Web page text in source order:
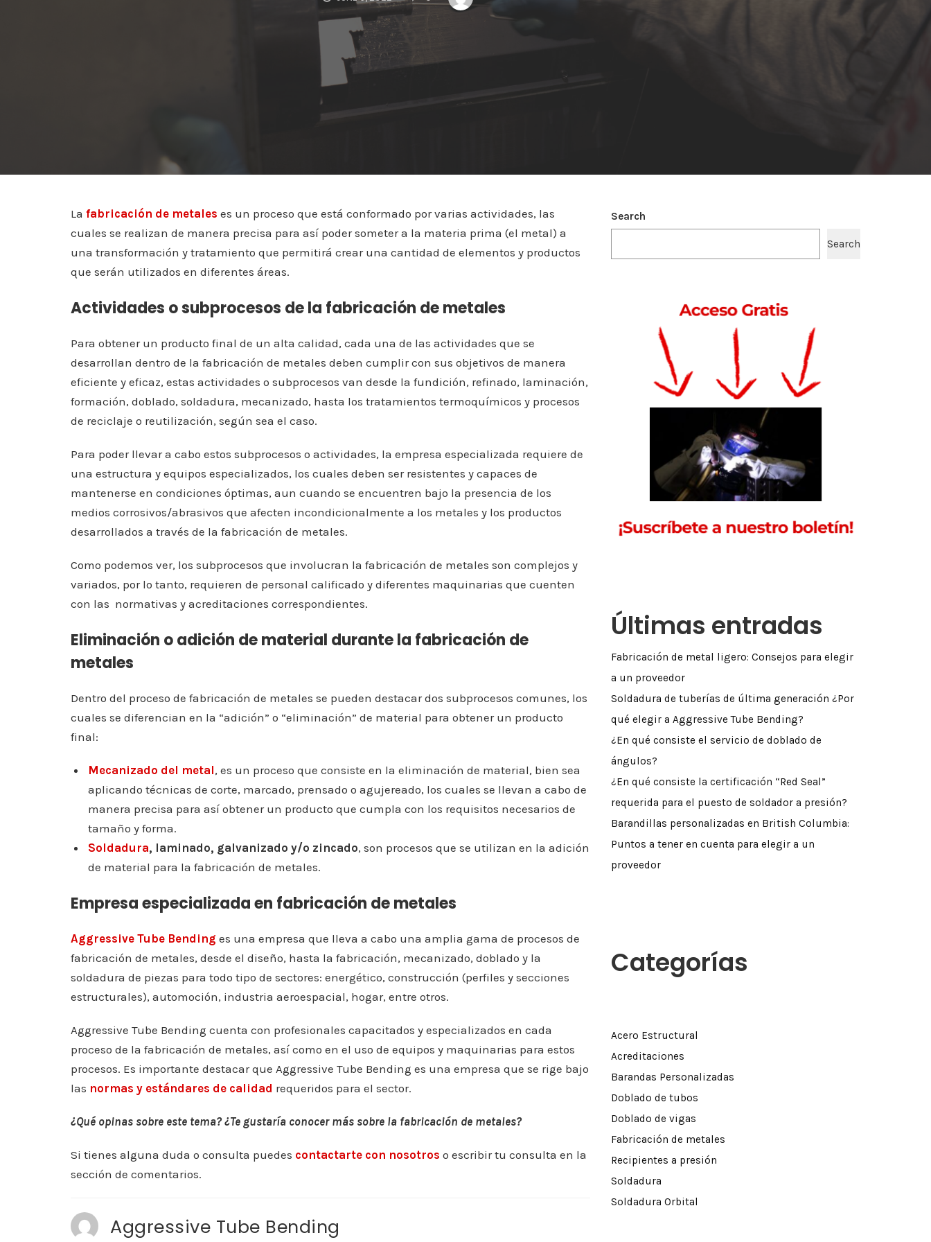
La fabricación de metales es un proceso que está conformado por varias actividades, las
cuales se realizan de manera precisa para así poder someter a la materia prima (el metal) a
una transformación y tratamiento que permitirá crear una cantidad de elementos y productos
que serán utilizados en diferentes áreas.
Actividades o subprocesos de la fabricación de metales
Para obtener un producto final de un alta calidad, cada una de las actividades que se
desarrollan dentro de la fabricación de metales deben cumplir con sus objetivos de manera
eficiente y eficaz, estas actividades o subprocesos van desde la fundición, refinado, laminación,
formación, doblado, soldadura, mecanizado, hasta los tratamientos termoquímicos y procesos
de reciclaje o reutilización, según sea el caso.
Para poder llevar a cabo estos subprocesos o actividades, la empresa especializada requiere de
una estructura y equipos especializados, los cuales deben ser resistentes y capaces de
mantenerse en condiciones óptimas, aun cuando se encuentren bajo la presencia de los
medios corrosivos/abrasivos que afecten incondicionalmente a los metales y los productos
desarrollados a través de la fabricación de metales.
Como podemos ver, los subprocesos que involucran la fabricación de metales son complejos y
variados, por lo tanto, requieren de personal calificado y diferentes maquinarias que cuenten
con las normativas y acreditaciones correspondientes.
Eliminación o adición de material durante la fabricación de
metales
Dentro del proceso de fabricación de metales se pueden destacar dos subprocesos comunes, los
cuales se diferencian en la “adición” o “eliminación” de material para obtener un producto
final:
Mecanizado del metal, es un proceso que consiste en la eliminación de material, bien sea
aplicando técnicas de corte, marcado, prensado o agujereado, los cuales se llevan a cabo de
manera precisa para así obtener un producto que cumpla con los requisitos necesarios de
tamaño y forma.
Soldadura, laminado, galvanizado y/o zincado, son procesos que se utilizan en la adición
de material para la fabricación de metales.
Empresa especializada en fabricación de metales
Aggressive Tube Bending es una empresa que lleva a cabo una amplia gama de procesos de
fabricación de metales, desde el diseño, hasta la fabricación, mecanizado, doblado y la
soldadura de piezas para todo tipo de sectores: energético, construcción (perfiles y secciones
estructurales), automoción, industria aeroespacial, hogar, entre otros.
Aggressive Tube Bending cuenta con profesionales capacitados y especializados en cada
proceso de la fabricación de metales, así como en el uso de equipos y maquinarias para estos
procesos. Es importante destacar que Aggressive Tube Bending es una empresa que se rige bajo
las normas y estándares de calidad requeridos para el sector.
¿Qué opinas sobre este tema? ¿Te gustaría conocer más sobre la fabricación de metales?
Si tienes alguna duda o consulta puedes contactarte con nosotros o escribir tu consulta en la
sección de comentarios.
Aggressive Tube Bending
Search
Search
Últimas entradas
Fabricación de metal ligero: Consejos para elegir
a un proveedor
Soldadura de tuberías de última generación ¿Por
qué elegir a Aggressive Tube Bending?
¿En qué consiste el servicio de doblado de
ángulos?
¿En qué consiste la certificación “Red Seal”
requerida para el puesto de soldador a presión?
Barandillas personalizadas en British Columbia:
Puntos a tener en cuenta para elegir a un
proveedor
Categorías
Acero Estructural
Acreditaciones
Barandas Personalizadas
Doblado de tubos
Doblado de vigas
Fabricación de metales
Recipientes a presión
Soldadura
Soldadura Orbital